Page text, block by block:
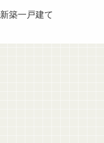
新築一戸建て